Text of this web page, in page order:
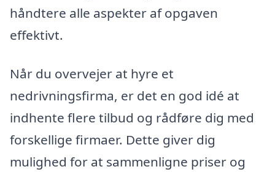
håndtere alle aspekter af opgaven
effektivt.
Når du overvejer at hyre et
nedrivningsfirma, er det en god idé at
indhente flere tilbud og rådføre dig med
forskellige firmaer. Dette giver dig
mulighed for at sammenligne priser og